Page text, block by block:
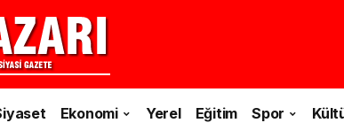
Ekonomi Yerel Eğitim Spor